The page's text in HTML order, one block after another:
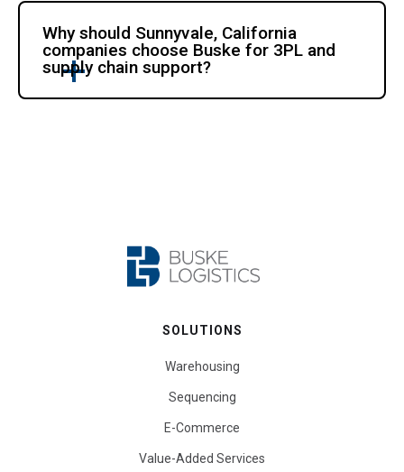
Why should Sunnyvale, California
companies choose Buske for 3PL and
supply chain support?
SOLUTIONS
Warehousing
Sequencing
E-Commerce
Value-Added Services